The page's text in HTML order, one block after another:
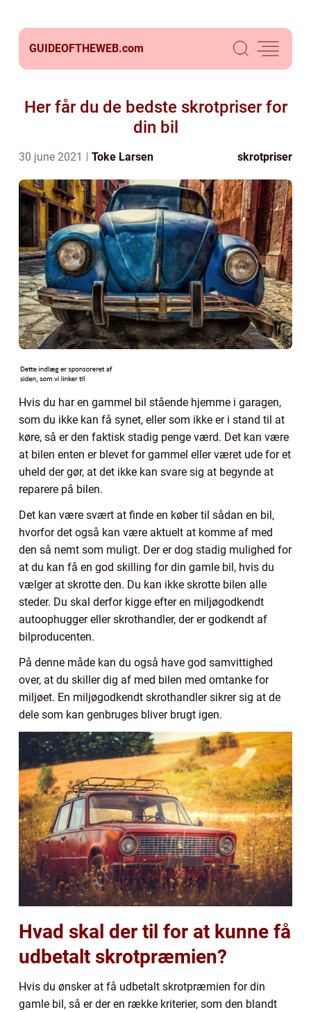
GUIDEOFTHEWEB.com
Her får du de bedste skrotpriser for
din bil
30 june 2021 Toke Larsen skrotpriser
Hvis du har en gammel bil stående hjemme i garagen,
som du ikke kan få synet, eller som ikke er i stand til at
køre, så er den faktisk stadig penge værd. Det kan være
at bilen enten er blevet for gammel eller været ude for et
uheld der gør, at det ikke kan svare sig at begynde at
reparere på bilen.
Det kan være svært at finde en køber til sådan en bil,
hvorfor det også kan være aktuelt at komme af med
den så nemt som muligt. Der er dog stadig mulighed for
at du kan få en god skilling for din gamle bil, hvis du
vælger at skrotte den. Du kan ikke skrotte bilen alle
steder. Du skal derfor kigge efter en miljøgodkendt
autoophugger eller skrothandler, der er godkendt af
bilproducenten.
På denne måde kan du også have god samvittighed
over, at du skiller dig af med bilen med omtanke for
miljøet. En miljøgodkendt skrothandler sikrer sig at de
dele som kan genbruges bliver brugt igen.
Hvad skal der til for at kunne få
udbetalt skrotpræmien?
Hvis du ønsker at få udbetalt skrotpræmien for din
gamle bil, så er der en række kriterier, som den blandt